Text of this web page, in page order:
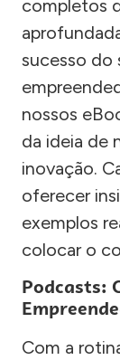
completos
sucesso do
nossos
da ideia de
inovação.
oferecer
exemplos
colocar o
Podcasts:
Com a